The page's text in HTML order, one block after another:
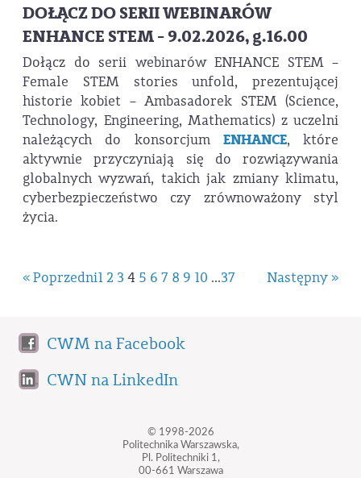
DOŁĄCZ DO SERII WEBINARÓW
ENHANCE STEM - 9.02.2026, g.16.00
Dołącz do serii webinarów ENHANCE STEM –
Female STEM stories unfold, prezentującej
historie kobiet – Ambasadorek STEM (Science,
Technology, Engineering, Mathematics) z uczelni
należących do konsorcjum ENHANCE, które
aktywnie przyczyniają się do rozwiązywania
globalnych wyzwań, takich jak zmiany klimatu,
cyberbezpieczeństwo czy zrównoważony styl
życia.
« Poprzedni Następny »
1 2 3 4 5 6 7 8 9 10 ...37
CWM na Facebook
CWN na LinkedIn
© 1998-2026
Politechnika Warszawska,
Pl. Politechniki 1,
00-661 Warszawa